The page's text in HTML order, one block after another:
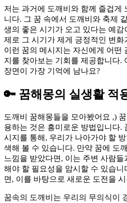
저는 과거에 도깨비와 함께 즐겁게
니다. 그 꿈 속에서 도깨비와 축제
생의 좋은 시기가 오고 있다는 예감
제로 그 시기가 제게 긍정적인 변
이런 꿈의 메시지는 자신에게 어떤
지를 찾아보는 기회를 제공합니다.
장면이 가장 기억에 남나요?
🔑 꿈해몽의 실생활 적
도깨비 꿈해몽들을 모아봤어요 ,)
용하는 것은 흥미로운 방법입니다.
시지를 통해, 우리가 나아가야 할
색해 볼 수 있습니다. 만약 꿈에 도
느낌을 받았다면, 이는 주변 사람
해야 할 필요성을 암시할 수 있습
면, 이를 바탕으로 새로운 도전을
꿈속의 도깨비는 우리의 무의식이